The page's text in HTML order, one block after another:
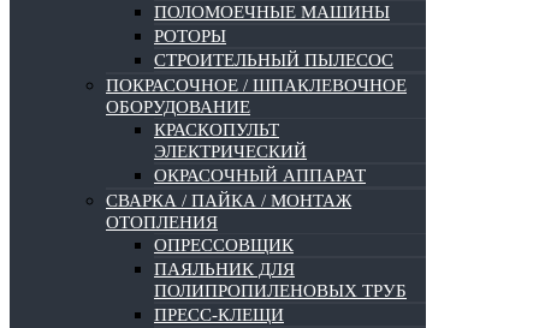
ПОЛОМОЕЧНЫЕ МАШИНЫ
РОТОРЫ
СТРОИТЕЛЬНЫЙ ПЫЛЕСОС
ПОКРАСОЧНОЕ / ШПАКЛЕВОЧНОЕ
ОБОРУДОВАНИЕ
КРАСКОПУЛЬТ
ЭЛЕКТРИЧЕСКИЙ
ОКРАСОЧНЫЙ АППАРАТ
СВАРКА / ПАЙКА / МОНТАЖ
ОТОПЛЕНИЯ
ОПРЕССОВЩИК
ПАЯЛЬНИК ДЛЯ
ПОЛИПРОПИЛЕНОВЫХ ТРУБ
ПРЕСС-КЛЕЩИ